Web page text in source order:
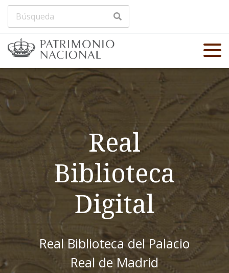
Real
Biblioteca
Digital
Real Biblioteca del Palacio
Real de Madrid